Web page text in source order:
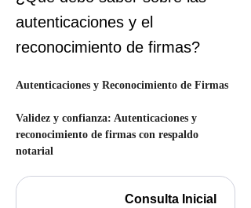
autenticaciones y el
reconocimiento de firmas?
Autenticaciones y Reconocimiento de Firmas
Validez y confianza: Autenticaciones y
reconocimiento de firmas con respaldo
notarial
Consulta Inicial